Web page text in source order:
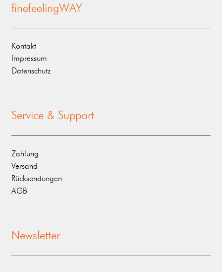
finefeelingWAY
Kontakt
Impressum
Datenschutz
Service & Support
Zahlung
Versand
Rücksendungen
AGB
Newsletter